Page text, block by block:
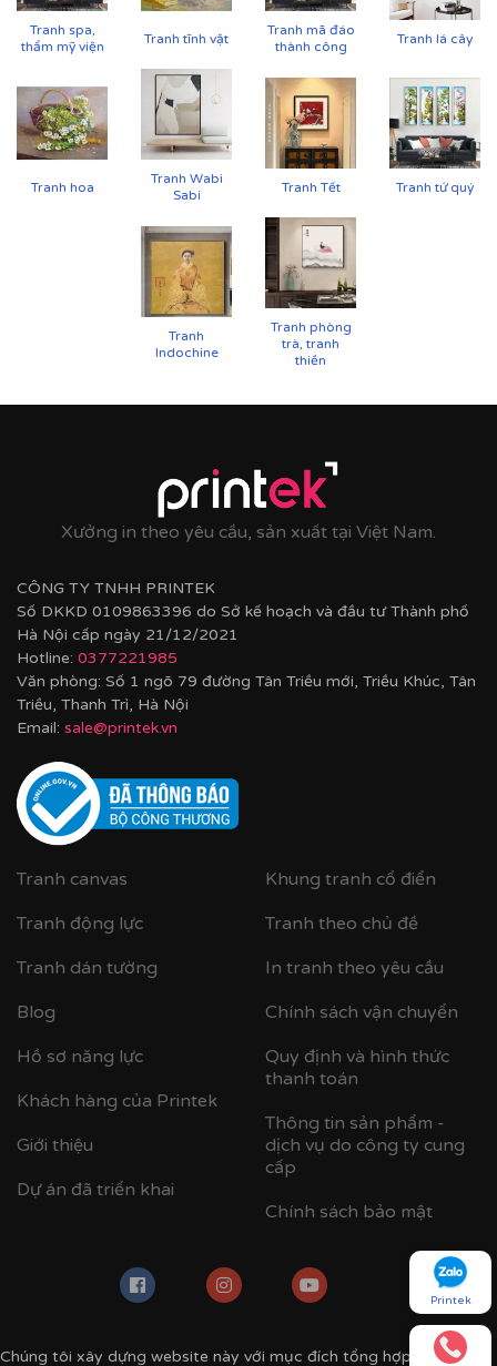
Tranh spa,
thẩm mỹ viện
Tranh tĩnh vật
Tranh mã đáo
thành công
Tranh lá cây
Tranh hoa
Tranh Wabi
Sabi
Tranh Tết Tranh tứ quý
Tranh
Indochine
Tranh phòng
trà, tranh
thiền
Xưởng in theo yêu cầu, sản xuất tại Việt Nam.
CÔNG TY TNHH PRINTEK
Số DKKD 0109863396 do Sở kế hoạch và đầu tư Thành phố
Hà Nội cấp ngày 21/12/2021
Hotline: 0377221985
Văn phòng: Số 1 ngõ 79 đường Tân Triều mới, Triều Khúc, Tân
Triều, Thanh Trì, Hà Nội
Email: sale@printek.vn
Tranh canvas
Tranh động lực
Tranh dán tường
Blog
Hồ sơ năng lực
Khách hàng của Printek
Giới thiệu
Dự án đã triển khai
Khung tranh cổ điển
Tranh theo chủ đề
In tranh theo yêu cầu
Chính sách vận chuyển
Quy định và hình thức
thanh toán
Thông tin sản phẩm -
dịch vụ do công ty cung
cấp
Chính sách bảo mật
Chúng tôi xây dựng website này với mục đích tổng hợp các mẫu
Printek